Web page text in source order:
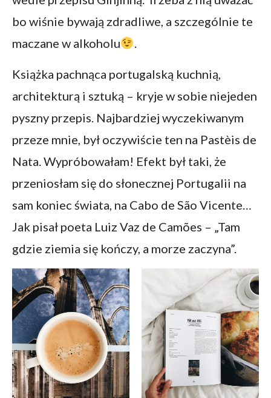
bo wiśnie bywają zdradliwe, a szczególnie te
maczane w alkoholu
.
Książka pachnąca portugalską kuchnią,
architekturą i sztuką – kryje w sobie niejeden
pyszny przepis. Najbardziej wyczekiwanym
przeze mnie, był oczywiście ten na Pastèis de
Nata. Wypróbowałam! Efekt był taki, że
przeniosłam się do słonecznej Portugalii na
sam koniec świata, na Cabo de São Vicente…
Jak pisał poeta Luiz Vaz de Camões – „Tam
gdzie ziemia się kończy, a morze zaczyna”.